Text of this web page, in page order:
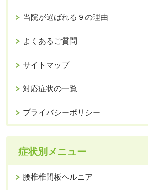
当院が選ばれる９の理由
よくあるご質問
サイトマップ
対応症状の一覧
プライバシーポリシー
症状別メニュー
腰椎椎間板ヘルニア